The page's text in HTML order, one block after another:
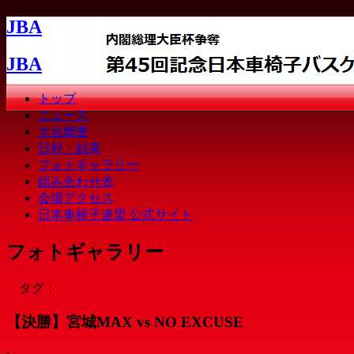
JBA
JBA
トップ
ニュース
大会概要
日程・結果
フォトギャラリー
組み合わせ表
会場アクセス
日本車椅子連盟 公式サイト
フォトギャラリー
タグ：
【決勝】宮城MAX vs NO EXCUSE